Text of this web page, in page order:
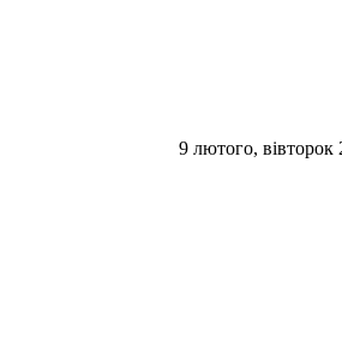
9 лютого, вівторок